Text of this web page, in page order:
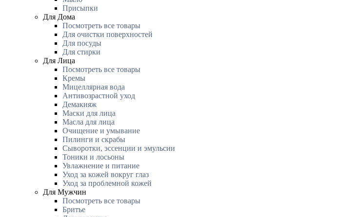
Присыпки
Для Дома
Посмотреть все товары
Для очистки поверхностей
Для посуды
Для стирки
Для Лица
Посмотреть все товары
Кремы
Мицеллярная вода
Антивозрастной уход
Демакияж
Маски для лица
Масла для лица
Очищение и умывание
Пилинги и скрабы
Сыворотки, эссенции и эмульсии
Тоники и лосьоны
Увлажнение и питание
Уход за кожей вокруг глаз
Уход за проблемной кожей
Для Мужчин
Посмотреть все товары
Бритье